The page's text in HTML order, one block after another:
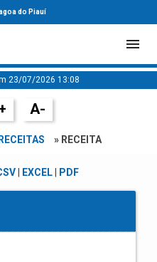
do Piauí
23/07/2026 13:08
A-
RECEITAS » RECEITA
| EXCEL| PDF